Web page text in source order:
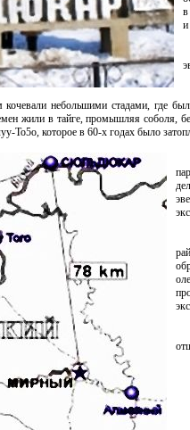
и
небольшими стадами, где
жили в тайге, промышляя соболя,
То5о, которое в 60-х годах было